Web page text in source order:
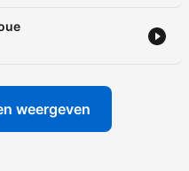
weergeven